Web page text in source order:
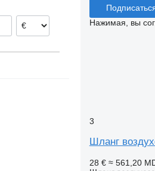
Нажимая, вы
3
Шланг
28 € ≈ 561,20